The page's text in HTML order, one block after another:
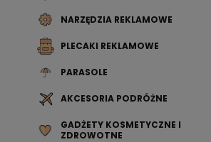
NARZĘDZIA REKLAMOWE
PLECAKI REKLAMOWE
PARASOLE
AKCESORIA PODRÓŻNE
GADŻETY KOSMETYCZNE I
ZDROWOTNE